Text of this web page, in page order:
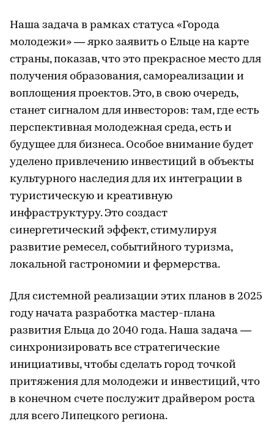
Наша задача в рамках статуса «Города
молодежи» — ярко заявить о Ельце на карте
страны, показав, что это прекрасное место для
получения образования, самореализации и
воплощения проектов. Это, в свою очередь,
станет сигналом для инвесторов: там, где есть
перспективная молодежная среда, есть и
будущее для бизнеса. Особое внимание будет
уделено привлечению инвестиций в объекты
культурного наследия для их интеграции в
туристическую и креативную
инфраструктуру. Это создаст
синергетический эффект, стимулируя
развитие ремесел, событийного туризма,
локальной гастрономии и фермерства.
Для системной реализации этих планов в 2025
году начата разработка мастер-плана
развития Ельца до 2040 года. Наша задача —
синхронизировать все стратегические
инициативы, чтобы сделать город точкой
притяжения для молодежи и инвестиций, что
в конечном счете послужит драйвером роста
для всего Липецкого региона.